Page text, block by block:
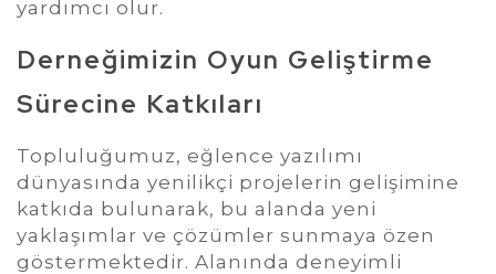
yardımcı olur.
Derneğimizin Oyun Geliştirme
Sürecine Katkıları
Topluluğumuz, eğlence yazılımı
dünyasında yenilikçi projelerin gelişimine
katkıda bulunarak, bu alanda yeni
yaklaşımlar ve çözümler sunmaya özen
göstermektedir. Alanında deneyimli